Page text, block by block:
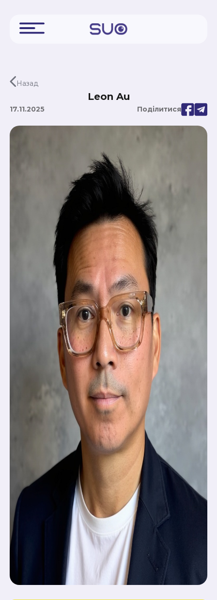
Назад
Leon Au
17.11.2025 Поділитися